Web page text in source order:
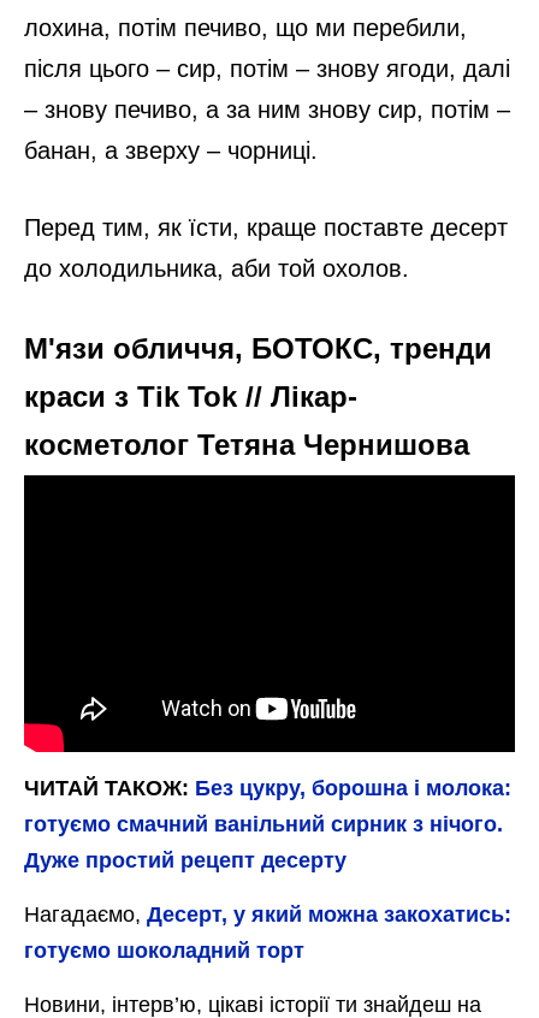
лохина, потім печиво, що ми перебили,
після цього – сир, потім – знову ягоди, далі
– знову печиво, а за ним знову сир, потім –
банан, а зверху – чорниці.
Перед тим, як їсти, краще поставте десерт
до холодильника, аби той охолов.
М'язи обличчя, БОТОКС, тренди
краси з Tik Tok // Лікар-
косметолог Тетяна Чернишова
ЧИТАЙ ТАКОЖ: Без цукру, борошна і молока:
готуємо смачний ванільний сирник з нічого.
Дуже простий рецепт десерту
Нагадаємо, Десерт, у який можна закохатись:
готуємо шоколадний торт
Новини, інтерв’ю, цікаві історії ти знайдеш на